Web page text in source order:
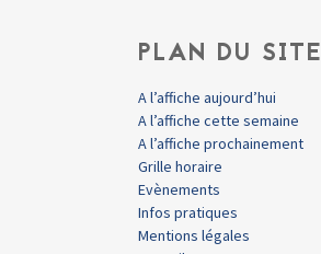
PLAN DU SITE
A l’affiche aujourd’hui
A l’affiche cette semaine
A l’affiche prochainement
Grille horaire
Evènements
Infos pratiques
Mentions légales